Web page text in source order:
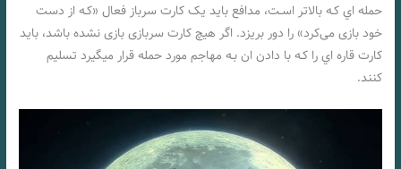
حمله اي کـه بالاتر اسـت، مدافع باید یک کارت سرباز فعال «کـه از دست
خود بازی می‌کرد» را دور بریزد. اگر هیچ کارت سربازی بازی نشده باشد، باید
کارت قاره اي را کـه با دادن ان بـه مهاجم مورد حمله قرار میگیرد تسلیم
کنند.